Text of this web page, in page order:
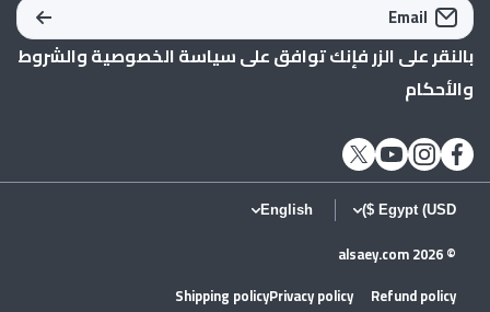
Email
بالنقر على الزر فإنك توافق علىسياسة الخصوصيةوالشروط
والأحكام
facebookcom/AlSaeycom1/
instagramcom/alsaey_com/
youtubecom/shopify
twittercom/alsaey_com
Egypt (USD $)
English
© 2026
alsaey.com
Refund policy
Privacy policy
Shipping policy